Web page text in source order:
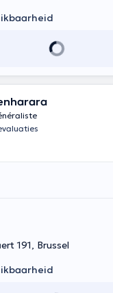
191, Brussel